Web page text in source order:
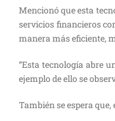
Mencionó que esta
servicios financieros
manera más eficiente,
“Esta tecnología abre
ejemplo de ello se
También se espera